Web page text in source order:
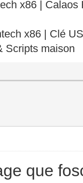
x86 |
x86 | Clé
Scripts maison
que